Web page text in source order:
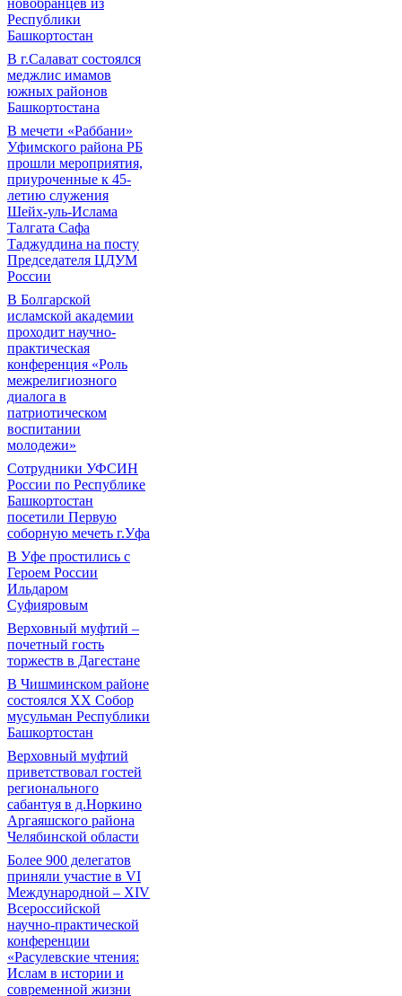
новобранцев из
Республики
Башкортостан
В г.Салават состоялся
меджлис имамов
южных районов
Башкортостана
В мечети «Раббани»
Уфимского района РБ
прошли мероприятия,
приуроченные к 45-
летию служения
Шейх-уль-Ислама
Талгата Сафа
Таджуддина на посту
Председателя ЦДУМ
России
В Болгарской
исламской академии
проходит научно-
практическая
конференция «Роль
межрелигиозного
диалога в
патриотическом
воспитании
молодежи»
Сотрудники УФСИН
России по Республике
Башкортостан
посетили Первую
соборную мечеть г.Уфа
В Уфе простились с
Героем России
Ильдаром
Суфияровым
Верховный муфтий –
почетный гость
торжеств в Дагестане
В Чишминском районе
состоялся XX Собор
мусульман Республики
Башкортостан
Верховный муфтий
приветствовал гостей
регионального
сабантуя в д.Норкино
Аргаяшского района
Челябинской области
Более 900 делегатов
приняли участие в VI
Международной – ХIV
Всероссийской
научно-практической
конференции
«Расулевские чтения:
Ислам в истории и
современной жизни